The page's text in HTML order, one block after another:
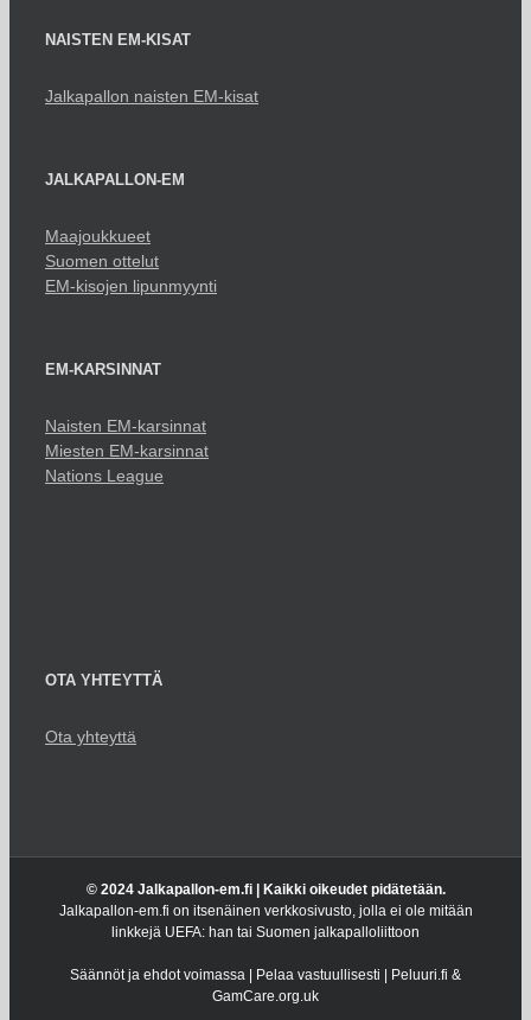
NAISTEN EM-KISAT
Jalkapallon naisten EM-kisat
JALKAPALLON-EM
Maajoukkueet
Suomen ottelut
EM-kisojen lipunmyynti
EM-KARSINNAT
Naisten EM-karsinnat
Miesten EM-karsinnat
Nations League
OTA YHTEYTTÄ
Ota yhteyttä
© 2024 Jalkapallon-em.fi | Kaikki oikeudet pidätetään.
Jalkapallon-em.fi on itsenäinen verkkosivusto, jolla ei ole mitään
linkkejä UEFA: han tai Suomen jalkapalloliittoon
Säännöt ja ehdot voimassa | Pelaa vastuullisesti | Peluuri.fi &
GamCare.org.uk